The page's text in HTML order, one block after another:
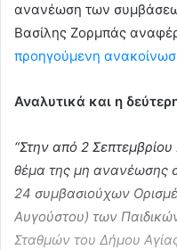
ανανέωση των
Βασίλης Ζορμπάς
προηγούμενη
Αναλυτικά και η
“Στην από 2
θέμα της μη ανανέωσης
24 συμβασιούχων
Αυγούστου) των
Σταθμών του Δήμου